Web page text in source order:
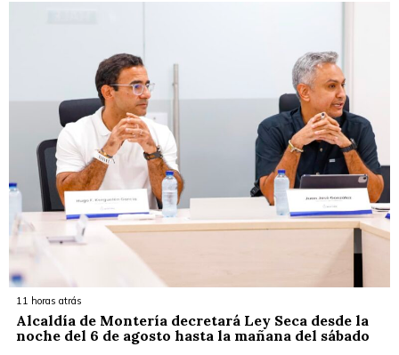
11 horas atrás
Alcaldía de Montería decretará Ley Seca desde la
noche del 6 de agosto hasta la mañana del sábado